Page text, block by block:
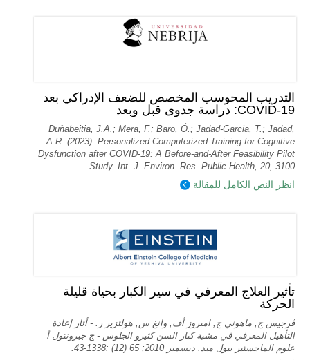
التدريب المحوسب المخصص للضعف الإدراكي بعد
COVID-19: دراسة جدوى قبل وبعد
Duñabeitia, J.A.; Mera, F.; Baro, Ó.; Jadad-Garcia, T.; Jadad,
A.R. (2023). Personalized Computerized Training for Cognitive
Dysfunction after COVID-19: A Before-and-After Feasibility Pilot
Study. Int. J. Environ. Res. Public Health, 20, 3100.
انظر النص الكامل للمقالة
تأثير العلاج المعرفي في سير الكبار بحياة قليلة
الحركة
ڤرجيس ج, ماهوني ج, امبروز أف, وانغ س, هولتزير ر. - أثار إعادة
التأهيل المعرفي في مشية كبار السن كثيرو الجلوس - ج جيرونتول أ
علوم الماجستير بيول ميد. ديسمبر 2010; 65 (12) :1338-43.